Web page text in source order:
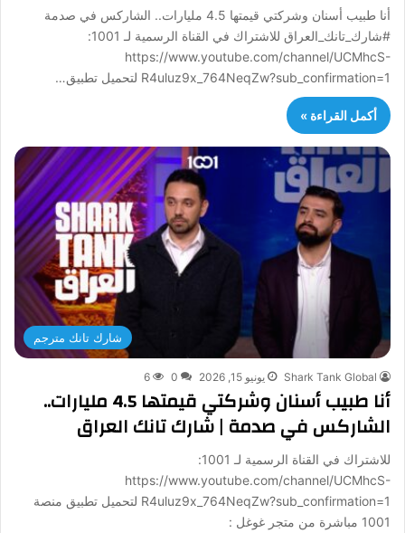
أنا طبيب أسنان وشركتي قيمتها 4.5 مليارات.. الشاركس في صدمة
#شارك_تانك_العراق للاشتراك في القناة الرسمية لـ 1001:
https://www.youtube.com/channel/UCMhcS-
R4uluz9x_764NeqZw?sub_confirmation=1 لتحميل تطبيق…
أكمل القراءة »
شارك تانك مترجم
Shark Tank Global يونيو 15, 2026 0
6
أنا طبيب أسنان وشركتي قيمتها 4.5 مليارات..
الشاركس في صدمة | شارك تانك العراق
للاشتراك في القناة الرسمية لـ 1001:
https://www.youtube.com/channel/UCMhcS-
R4uluz9x_764NeqZw?sub_confirmation=1 لتحميل تطبيق منصة
1001 مباشرة من متجر غوغل :